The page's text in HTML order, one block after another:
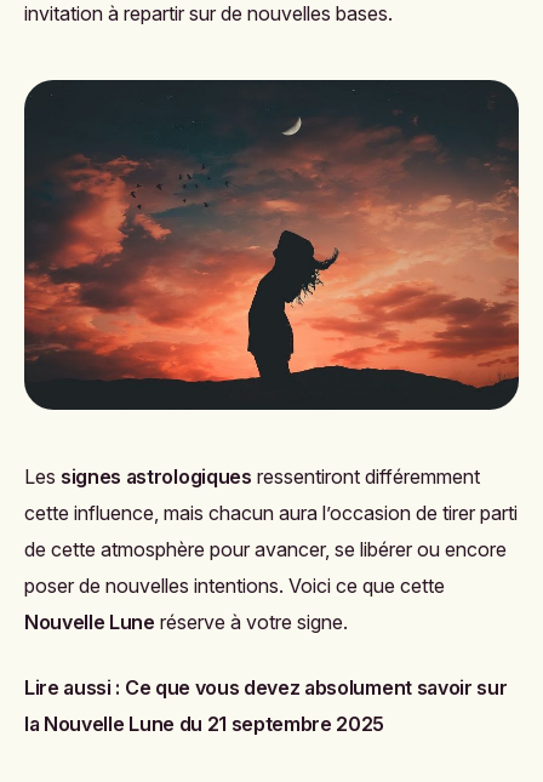
invitation à repartir sur de nouvelles bases.
Les signes astrologiques ressentiront différemment
cette influence, mais chacun aura l’occasion de tirer parti
de cette atmosphère pour avancer, se libérer ou encore
poser de nouvelles intentions. Voici ce que cette
Nouvelle Lune réserve à votre signe.
Lire aussi : Ce que vous devez absolument savoir sur
la Nouvelle Lune du 21 septembre 2025